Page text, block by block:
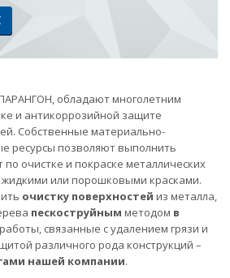
обладают многолетним
и антикоррозийной защите
Собственные материально-
ресурсы позволяют выполнить
очистке и покраске металлических
или порошковыми красками.
очистку поверхностей из металла,
пескоструйным методом в
связанные с удалением грязи и
различного рода конструкций –
нашей компании.